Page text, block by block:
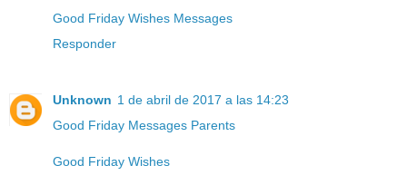
Good Friday Wishes Messages
Responder
Unknown 1 de abril de 2017 a las 14:23
Good Friday Messages Parents
Good Friday Wishes